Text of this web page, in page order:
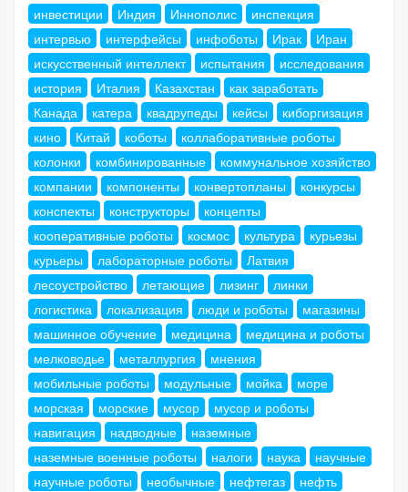
инвестиции
Индия Иннополис
инспекция
интервью
интерфейсы инфоботы Ирак
Иран
искусственный интеллект
испытания
исследования
история
Италия Казахстан
как заработать
Канада
катера квадрупеды кейсы
киборгизация
кино
Китай коботы
коллаборативные роботы
колонки
комбинированные
коммунальное хозяйство
компании
компоненты конвертопланы
конкурсы
конспекты
конструкторы
концепты
кооперативные роботы
космос культура
курьезы
курьеры
лабораторные роботы
Латвия
лесоустройство
летающие лизинг
линки
логистика
локализация люди и роботы
магазины
машинное обучение
медицина
медицина и роботы
мелководье
металлургия
мнения
мобильные роботы
модульные мойка
море
морская
морские мусор
мусор и роботы
навигация
надводные
наземные
наземные военные роботы
налоги наука
научные
научные роботы
необычные нефтегаз
нефть